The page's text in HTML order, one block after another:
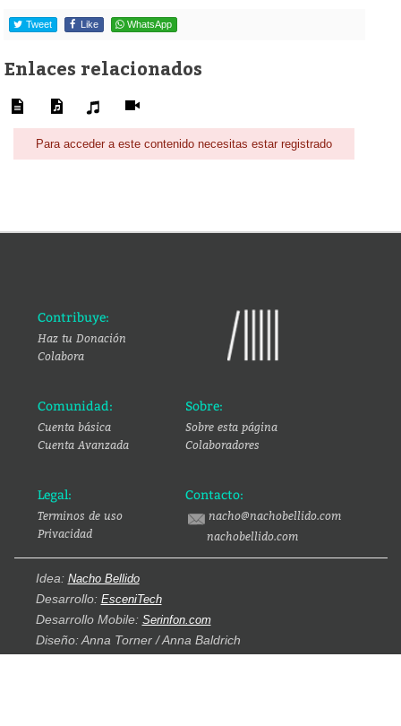
Tweet Like WhatsApp
Enlaces relacionados
Para acceder a este contenido necesitas estar registrado
Contribuye:
Haz tu Donación
Colabora
Comunidad:
Cuenta básica
Cuenta Avanzada
Sobre:
Sobre esta página
Colaboradores
Legal:
Terminos de uso
Privacidad
Contacto:
nacho@nachobellido.com
nachobellido.com
Idea: Nacho Bellido
Desarrollo: EsceniTech
Desarrollo Mobile: Serinfon.com
Diseño: Anna Torner / Anna Baldrich